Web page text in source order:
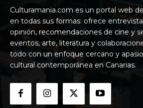
Culturamania.com es un portal web
en todas sus formas: ofrece
opinión, recomendaciones de cine y
eventos, arte, literatura y
todo con un enfoque cercano y
cultural contemporánea en Canarias.